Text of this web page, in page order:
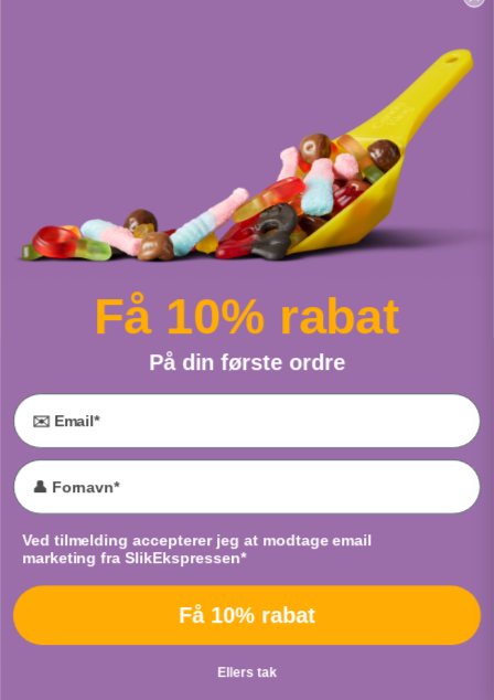
Syrlige Frugt Diamanter
FraMalaco
PUT I POSE
Skittles
Fra
PUT I POSE
Dukatos
FraHaribo
Store Sutter Sur & Skum
Få 10% rabat
På din første ordre
Email
Accept marketing
Ved tilmelding accepterer jeg at modtage email
marketing fra SlikEkspressen*
Få 10% rabat
Ellers tak